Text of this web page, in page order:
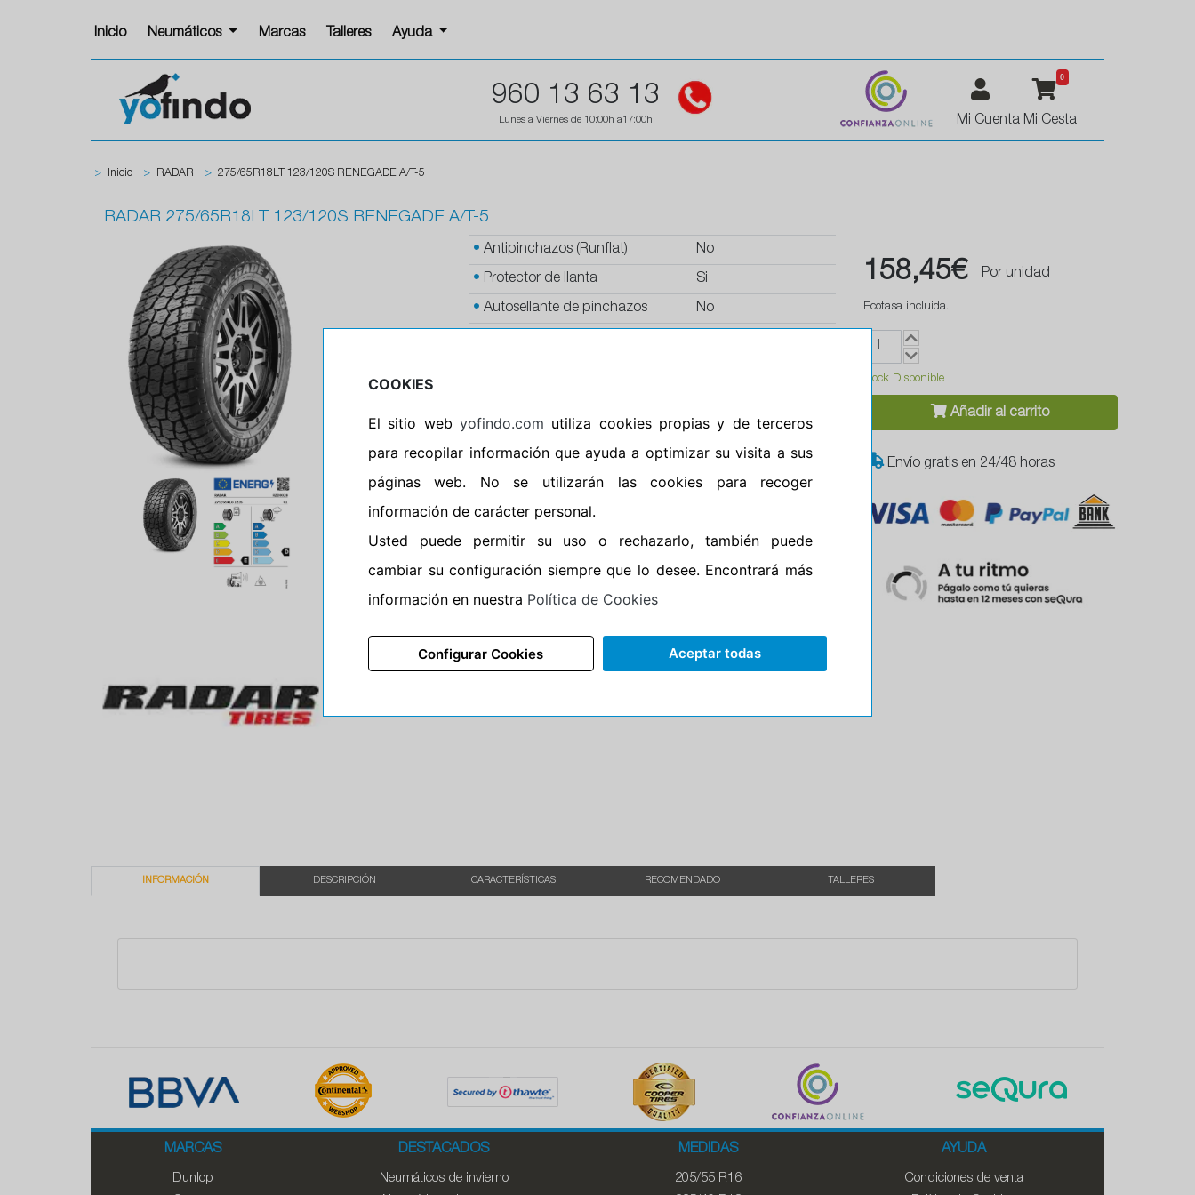
Inicio Neumáticos Marcas Talleres Ayuda
960 13 63 13
Lunes a Viernes de 10:00h a17:00h Mi Cuenta
0
Mi Cesta
> Inicio > RADAR > 275/65R18LT 123/120S RENEGADE A/T-5
RADAR 275/65R18LT 123/120S RENEGADE A/T-5
• Antipinchazos (Runflat) No
• Protector de llanta Si
• Autosellante de pinchazos No
•Banda blanca No
• Si
Calidad QUALITY
•P.O.R.
•Oportunidad No
50%
Etiqueta energética
158,45€ Por unidad
Ecotasa incluida.
Stock Disponible
Añadir al carrito
Envío gratis en 24/48 horas
INFORMACIÓN DESCRIPCIÓN CARACTERÍSTICAS RECOMENDADO TALLERES
MARCAS
Dunlop
DESTACADOS
Neumáticos de invierno
MEDIDAS
205/55 R16
AYUDA
Condiciones de venta
COOKIES
El sitio web yofindo.com utiliza cookies propias y de terceros
para recopilar información que ayuda a optimizar su visita a sus
páginas web. No se utilizarán las cookies para recoger
información de carácter personal.
Usted puede permitir su uso o rechazarlo, también puede
cambiar su configuración siempre que lo desee. Encontrará más
información en nuestra Política de Cookies
Configurar Cookies Aceptar todas